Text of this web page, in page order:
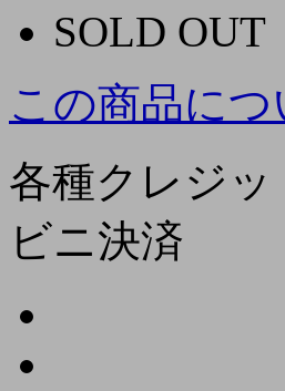
SOLD OUT
この商品に
各種クレジッ
ビニ決済